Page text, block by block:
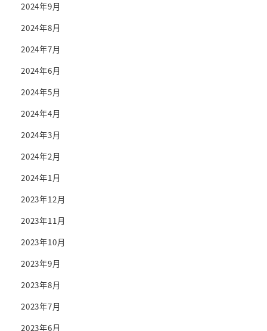
2024年9月
2024年8月
2024年7月
2024年6月
2024年5月
2024年4月
2024年3月
2024年2月
2024年1月
2023年12月
2023年11月
2023年10月
2023年9月
2023年8月
2023年7月
2023年6月